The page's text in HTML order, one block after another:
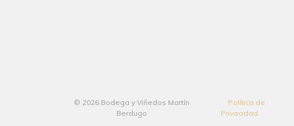
© 2026 Bodega y Viñedos Martín
Berdugo
Política de
Privacidad